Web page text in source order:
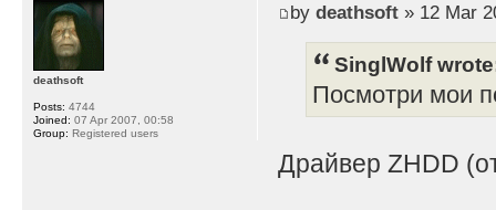
by deathsoft» 12 Mar
SinglWolf
Посмотри мои
Драйвер ZHDD
deathsoft
Posts: 4744
Joined: 07 Apr 2007, 00:58
Group: Registered users